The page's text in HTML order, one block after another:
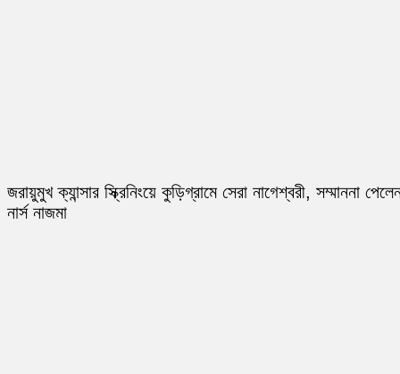
জরায়ুমুখ ক্যান্সার স্ক্রিনিংয়ে কুড়িগ্রামে সেরা নাগেশ্বরী, সম্মাননা
নার্স নাজমা